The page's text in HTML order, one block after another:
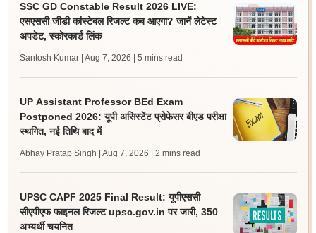
SSC GD Constable Result 2026 LIVE:
एसएससी जीडी कांस्टेबल रिजल्ट कब आएगा? जानें लेटेस्ट
अपडेट, स्कोरकार्ड लिंक
Santosh Kumar | Aug 7, 2026 | 5 mins read
UP Assistant Professor BEd Exam
Postponed 2026: यूपी असिस्टेंट प्रोफेसर बीएड परीक्षा
स्थगित, नई तिथि बाद में
Abhay Pratap Singh | Aug 7, 2026 | 2 mins read
UPSC CAPF 2025 Final Result: यूपीएससी
सीएपीएफ फाइनल रिजल्ट upsc.gov.in पर जारी, 350
अभ्यर्थी चयनित